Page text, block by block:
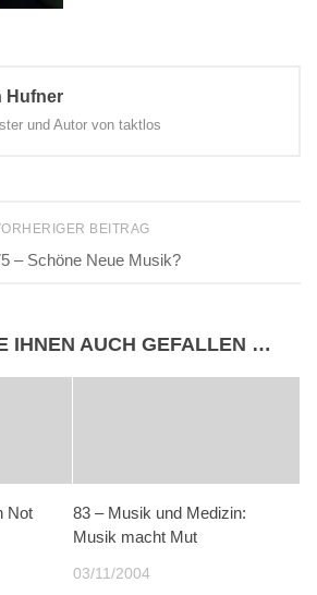
Hufner
und Autor von taktlos
BEITRAG
– Schöne Neue Musik?
IHNEN AUCH GEFALLEN …
Not
83 – Musik und Medizin:
Musik macht Mut
03/11/2004